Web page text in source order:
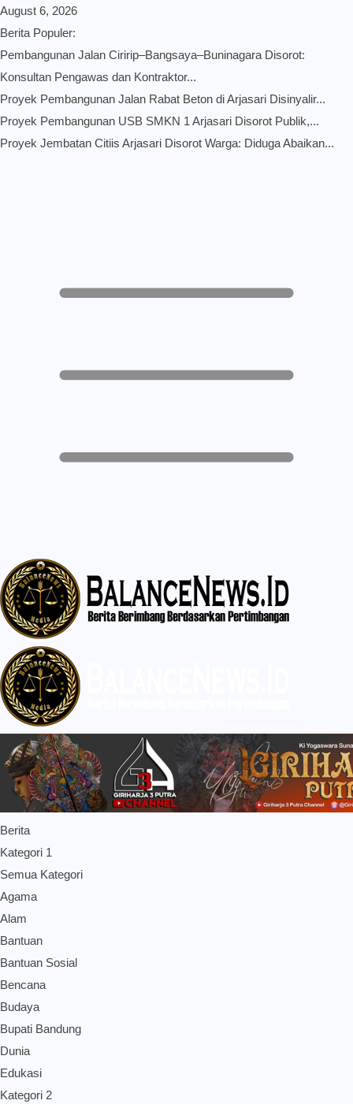
August 6, 2026
Berita Populer:
Pembangunan Jalan Ciririp–Bangsaya–Buninagara Disorot:
Konsultan Pengawas dan Kontraktor...
Proyek Pembangunan Jalan Rabat Beton di Arjasari Disinyalir...
Proyek Pembangunan USB SMKN 1 Arjasari Disorot Publik,...
Proyek Jembatan Citiis Arjasari Disorot Warga: Diduga Abaikan...
Berita
Kategori 1
Semua Kategori
Agama
Alam
Bantuan
Bantuan Sosial
Bencana
Budaya
Bupati Bandung
Dunia
Edukasi
Kategori 2